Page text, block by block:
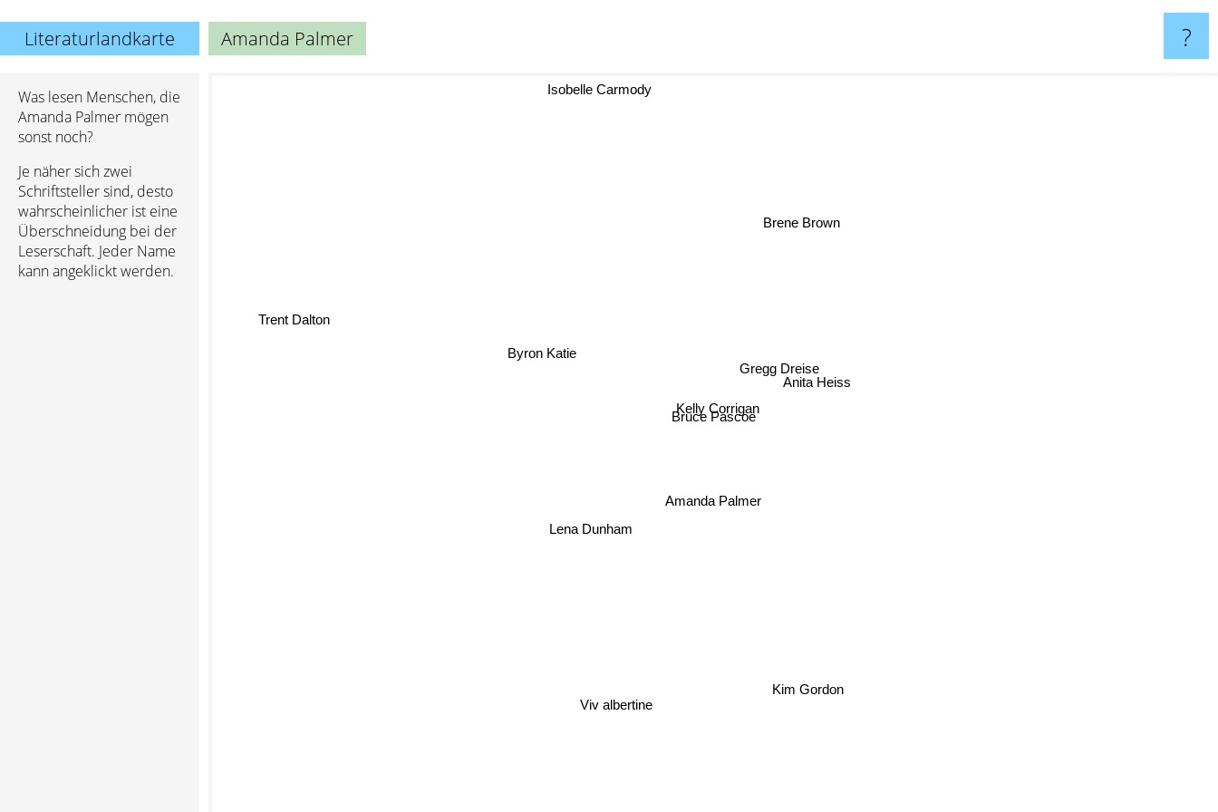
Literaturlandkarte Amanda Palmer ?
Was lesen Menschen, die
Amanda Palmer mögen
sonst noch?
Je näher sich zwei
Schriftsteller sind, desto
wahrscheinlicher ist eine
Überschneidung bei der
Leserschaft. Jeder Name
kann angeklickt werden.
Amanda Palmer
Bruce Pascoe
Lena Dunham
Kelly Corrigan
Gregg Dreise
Anita Heiss
Byron Katie
Viv albertine
Brene Brown
Isobelle Carmody
Trent Dalton